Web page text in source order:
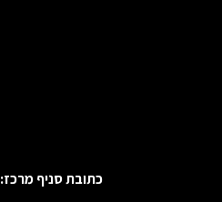
כתובת סניף מרכז: